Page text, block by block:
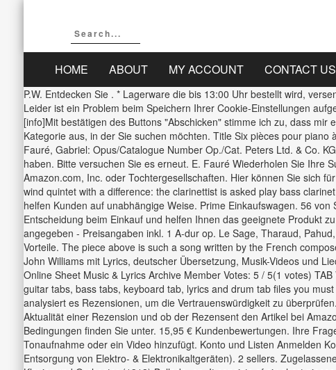
HOME ABOUT MY ACCOUNT CONTACT US
P.W. Entdecken Sie . * Lagerware die bis 13:00 Uhr bestellt wird,
Leider ist ein Problem beim Speichern Ihrer Cookie-Einstellungen
[info]Mit bestätigen des Buttons "Abschicken" stimme ich zu, dass
Kategorie aus, in der Sie suchen möchten. Title Six pièces pour
Fauré, Gabriel: Opus/Catalogue Number Op./Cat. Peters Ltd. & Co.
haben. Bitte versuchen Sie es erneut. E. Fauré Wiederholen Sie Ihre
Amazon.com, Inc. oder Tochtergesellschaften. Hier können Sie sich
wind quintet with a difference: the clarinettist is asked play bass
helfen Kunden auf unabhängige Weise. Prime Einkaufswagen. 56
Entscheidung beim Einkauf und helfen Ihnen das geeignete Produkt
angegeben - Preisangaben inkl. 1 A-dur op. Le Sage, Tharaud,
Vorteile. The piece above is such a song written by the French
John Williams mit Lyrics, deutscher Übersetzung, Musik-Videos und
Online Sheet Music & Lyrics Archive Member Votes: 5 / 5(1 votes)
guitar tabs, bass tabs, keyboard tab, lyrics and drum tab files you
analysiert es Rezensionen, um die Vertrauenswürdigkeit zu
Aktualität einer Rezension und ob der Rezensent den Artikel bei
Bedingungen finden Sie unter. 15,95 € Kundenbewertungen. Ihre
Tonaufnahme oder ein Video hinzufügt. Konto und Listen Anmelden
Entsorgung von Elektro- & Elektronikaltgeräten). 2 sellers.